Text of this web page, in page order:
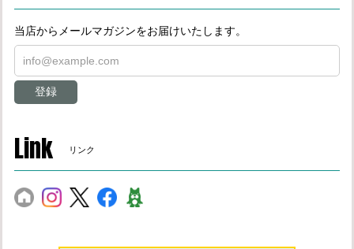
当店からメールマガジンをお届けいたします。
登録
Link リンク